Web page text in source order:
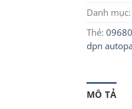
Danh mục:
Thẻ:
dpn
MÔ TẢ